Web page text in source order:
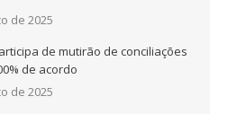
de 2025
de mutirão de conciliações
de acordo
de 2025